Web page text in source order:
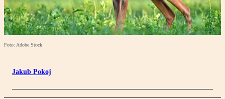
Foto: Adobe Stock
Jakub Pokoj